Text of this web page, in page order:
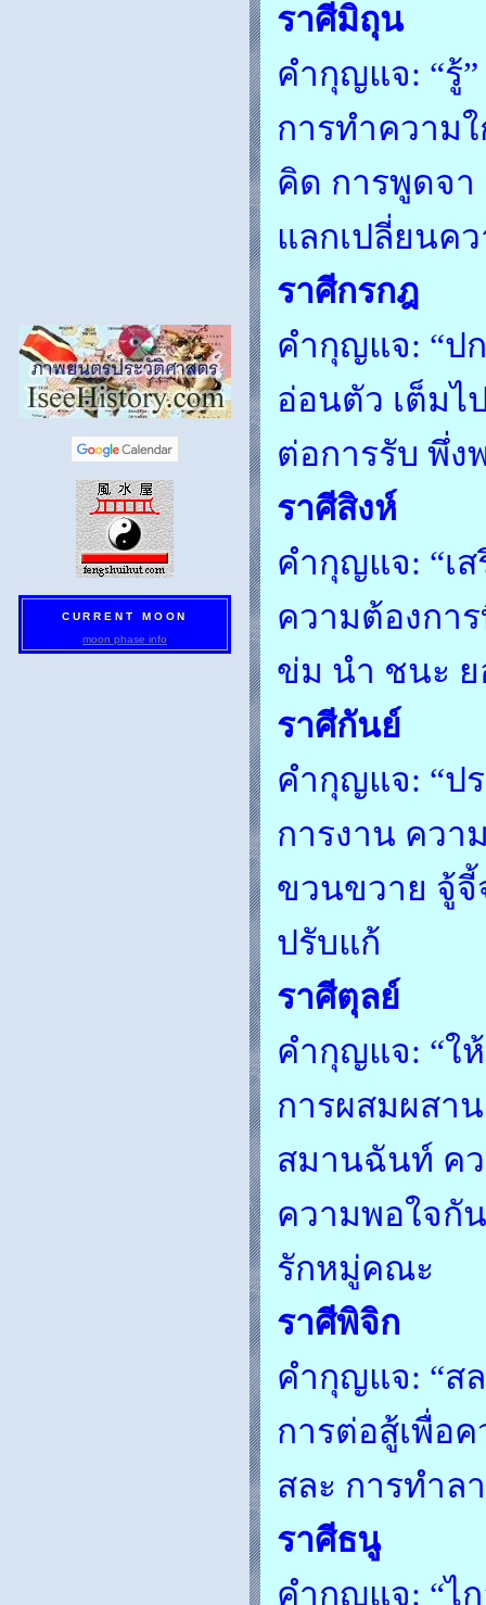
CURRENT MOON
moon phase info
ราศีมิถุน
คำกุญแจ: “รู้”
การทำความ
คิด การพูดจ
แลกเปลี่ยนค
ราศีกรกฎ
คำกุญแจ: “ป
อ่อนตัว เต็มไ
ต่อการรับ พึ่ง
ราศีสิงห์
คำกุญแจ: “เส
ความต้องกา
ข่ม นำ ชนะ ย
ราศีกันย์
คำกุญแจ: “ป
การงาน ควา
ขวนขวาย จู้จี้
ปรับแก้
ราศีตุลย์
คำกุญแจ: “ใ
การผสมผสา
สมานฉันท์ ค
ความพอใจกั
รักหมู่คณะ
ราศีพิจิก
คำกุญแจ: “ส
การต่อสู้เพื่อ
สละ การทำล
ราศีธนู
คำกุญแจ: “ไ